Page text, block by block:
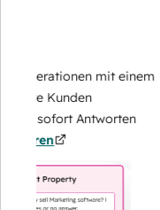
mit einem
Kunden
sofort Antworten